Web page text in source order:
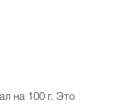
на 100 г. Это